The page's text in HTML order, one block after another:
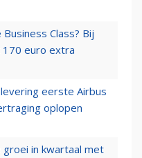
Class? Bij
170 euro extra
eerste Airbus
oplopen
groei in kwartaal met